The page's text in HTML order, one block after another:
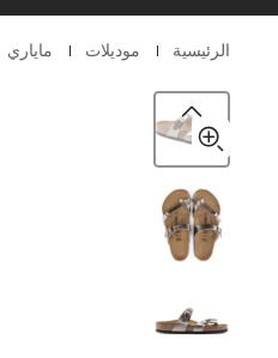
Homepage الرئيسية موديلات ماياري